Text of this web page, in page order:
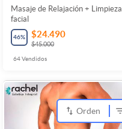
Masaje de Relajación + Limpieza
facial
46% $24.490
$45.000
64Vendidos
Orden